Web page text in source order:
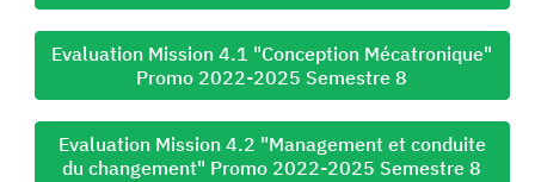
Evaluation Mission 4.1 "Conception Mécatronique"
Promo 2022-2025 Semestre 8
Evaluation Mission 4.2 "Management et conduite
du changement" Promo 2022-2025 Semestre 8